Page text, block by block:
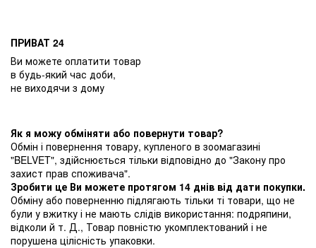
ПРИВАТ 24
Ви можете оплатити товар
в будь-який час доби,
не виходячи з дому
Як я можу обміняти або повернути товар?
Обмін і повернення товару, купленого в зоомагазині
"BELVET", здійснюється тільки відповідно до "Закону про
захист прав споживача".
Зробити це Ви можете протягом 14 днів від дати покупки.
Обміну або поверненню підлягають тільки ті товари, що не
були у вжитку і не мають слідів використання: подряпини,
відколи й т. Д., Товар повністю укомплектований і не
порушена цілісність упаковки.